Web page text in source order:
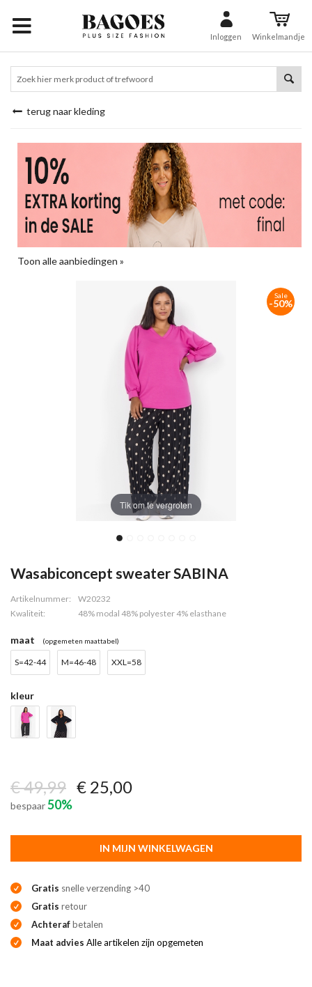
Inloggen Winkelmandje
terug naar kleding
Toon alle aanbiedingen »
Tik om te vergroten
Sale
-50%
Wasabiconcept sweater SABINA
Artikelnummer:
W20232
Kwaliteit:
48% modal 48% polyester 4% elasthane
maat (opgemeten maattabel)
S=42-44 M=46-48 XXL=58
kleur
€ 49,99 € 25,00
bespaar50%
IN MIJN WINKELWAGEN
Gratis snelle verzending >40
Gratis retour
Achterafbetalen
Maat advies Alle artikelen zijn opgemeten